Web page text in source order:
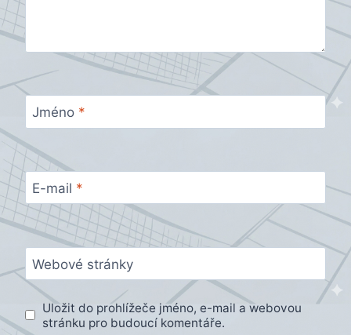
Jméno *
E-mail *
Webové stránky
Uložit do prohlížeče jméno, e-mail a webovou
stránku pro budoucí komentáře.